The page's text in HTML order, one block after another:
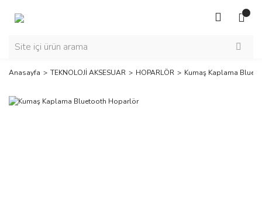
Anasayfa TEKNOLOJİ AKSESUAR HOPARLÖR Kumaş Kaplama